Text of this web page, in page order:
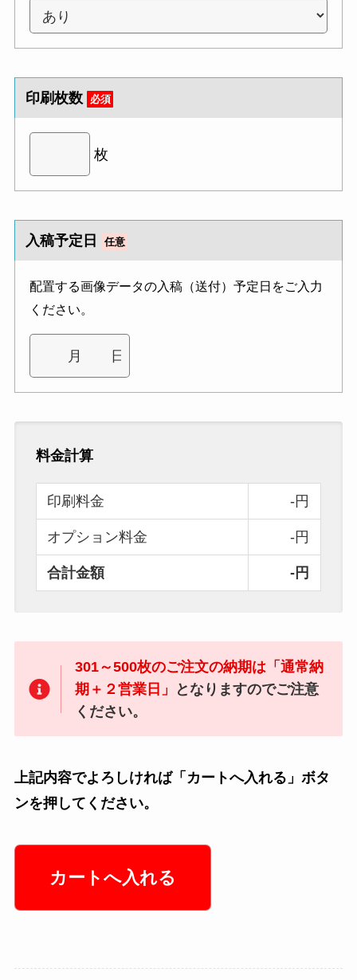
印刷枚数 必須
枚
入稿予定日 任意
配置する画像データの入稿（送付）予定日をご入力
ください。
料金計算
印刷料金 -円
オプション料金 -円
合計金額 -円
301～500枚のご注文の納期は「通常納
期＋２営業日」
となりますのでご注意
ください。
上記内容でよろしければ「カートへ入れる」ボタ
ンを押してください。